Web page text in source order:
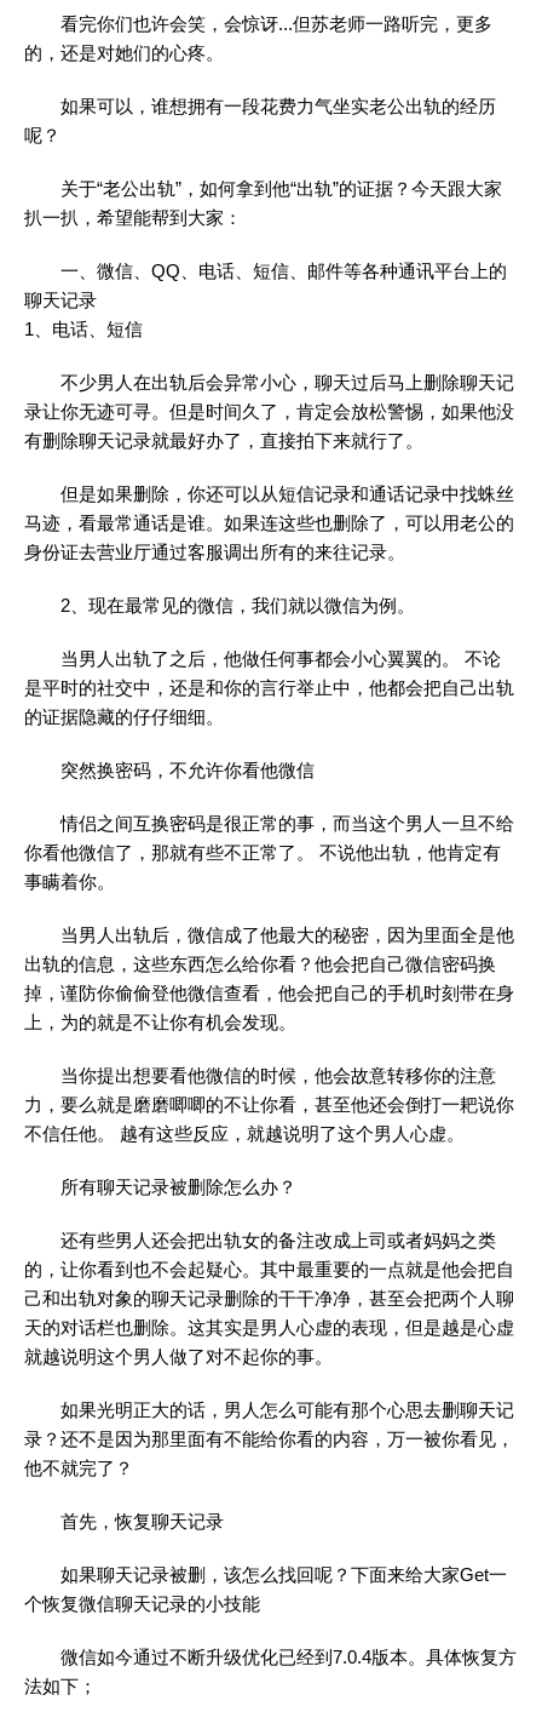
看完你们也许会笑，会惊讶...但苏老师一路听完，更多
的，还是对她们的心疼。
如果可以，谁想拥有一段花费力气坐实老公出轨的经历
呢？
关于“老公出轨”，如何拿到他“出轨”的证据？今天跟大家
扒一扒，希望能帮到大家：
一、微信、QQ、电话、短信、邮件等各种通讯平台上的
聊天记录
1、电话、短信
不少男人在出轨后会异常小心，聊天过后马上删除聊天记
录让你无迹可寻。但是时间久了，肯定会放松警惕，如果他没
有删除聊天记录就最好办了，直接拍下来就行了。
但是如果删除，你还可以从短信记录和通话记录中找蛛丝
马迹，看最常通话是谁。如果连这些也删除了，可以用老公的
身份证去营业厅通过客服调出所有的来往记录。
2、现在最常见的微信，我们就以微信为例。
当男人出轨了之后，他做任何事都会小心翼翼的。 不论
是平时的社交中，还是和你的言行举止中，他都会把自己出轨
的证据隐藏的仔仔细细。
突然换密码，不允许你看他微信
情侣之间互换密码是很正常的事，而当这个男人一旦不给
你看他微信了，那就有些不正常了。 不说他出轨，他肯定有
事瞒着你。
当男人出轨后，微信成了他最大的秘密，因为里面全是他
出轨的信息，这些东西怎么给你看？他会把自己微信密码换
掉，谨防你偷偷登他微信查看，他会把自己的手机时刻带在身
上，为的就是不让你有机会发现。
当你提出想要看他微信的时候，他会故意转移你的注意
力，要么就是磨磨唧唧的不让你看，甚至他还会倒打一耙说你
不信任他。 越有这些反应，就越说明了这个男人心虚。
所有聊天记录被删除怎么办？
还有些男人还会把出轨女的备注改成上司或者妈妈之类
的，让你看到也不会起疑心。其中最重要的一点就是他会把自
己和出轨对象的聊天记录删除的干干净净，甚至会把两个人聊
天的对话栏也删除。这其实是男人心虚的表现，但是越是心虚
就越说明这个男人做了对不起你的事。
如果光明正大的话，男人怎么可能有那个心思去删聊天记
录？还不是因为那里面有不能给你看的内容，万一被你看见，
他不就完了？
首先，恢复聊天记录
如果聊天记录被删，该怎么找回呢？下面来给大家Get一
个恢复微信聊天记录的小技能
微信如今通过不断升级优化已经到7.0.4版本。具体恢复方
法如下；